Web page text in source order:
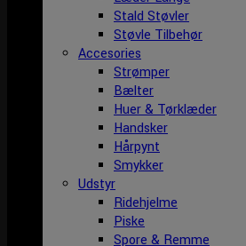
Stald Støvler
Støvle Tilbehør
Accesories
Strømper
Bælter
Huer & Tørklæder
Handsker
Hårpynt
Smykker
Udstyr
Ridehjelme
Piske
Spore & Remme